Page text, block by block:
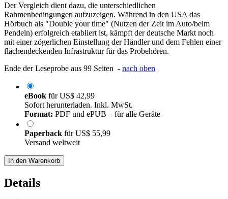
Der Vergleich dient dazu, die unterschiedlichen
Rahmenbedingungen aufzuzeigen. Während in den USA das
Hörbuch als "Double your time" (Nutzen der Zeit im Auto/beim
Pendeln) erfolgreich etabliert ist, kämpft der deutsche Markt noch
mit einer zögerlichen Einstellung der Händler und dem Fehlen einer
flächendeckenden Infrastruktur für das Probehören.
Ende der Leseprobe aus 99 Seiten - nach oben
eBook fürUS$ 42,99
Sofort herunterladen. Inkl. MwSt.
Format: PDF und ePUB – für alle Geräte
Paperback fürUS$ 55,99
Versand weltweit
In den Warenkorb
Details